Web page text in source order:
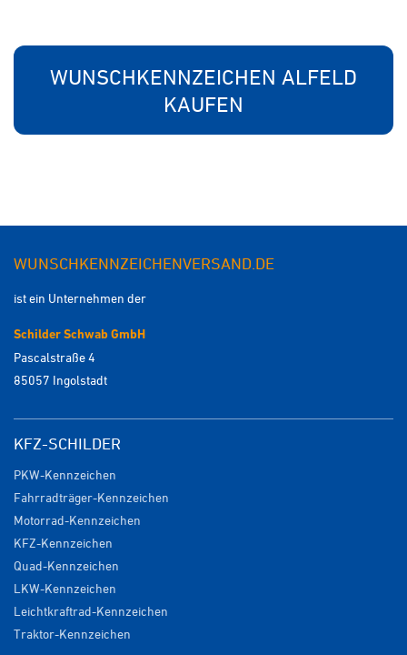
WUNSCHKENNZEICHEN ALFELD
KAUFEN
WUNSCHKENNZEICHENVERSAND.DE
ist ein Unternehmen der
Schilder Schwab GmbH
Pascalstraße 4
85057 Ingolstadt
KFZ-SCHILDER
PKW-Kennzeichen
Fahrradträger-Kennzeichen
Motorrad-Kennzeichen
KFZ-Kennzeichen
Quad-Kennzeichen
LKW-Kennzeichen
Leichtkraftrad-Kennzeichen
Traktor-Kennzeichen